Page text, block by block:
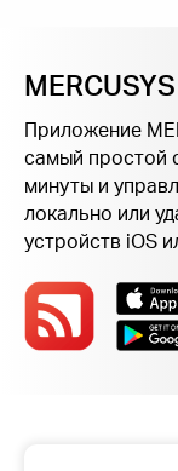
Русский
Приложение
самый простой
минуты и
локально или
устройств iOS